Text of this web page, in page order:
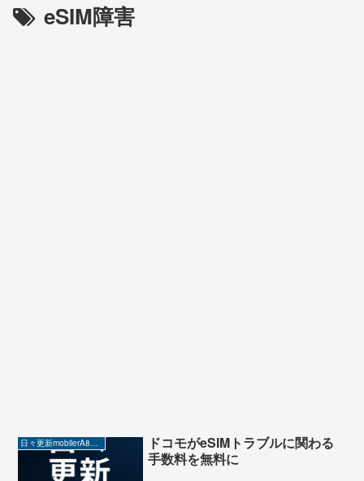
eSIM障害
日々更新mobilerA8（Yahoo!ニュースを毎日ウォッチ）
ドコモがeSIMトラブルに関わる
手数料を無料に